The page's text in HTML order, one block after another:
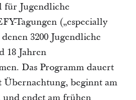
für Jugendliche
Tagungen („especially
3200 Jugendliche
18 Jahren
Das Programm dauert
Übernachtung, beginnt am